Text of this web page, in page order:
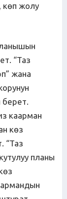
көп жолу
“Таз
жана
каарман
көз
“Таз
планы